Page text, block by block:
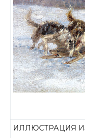
ИЛЛЮСТРАЦИЯ